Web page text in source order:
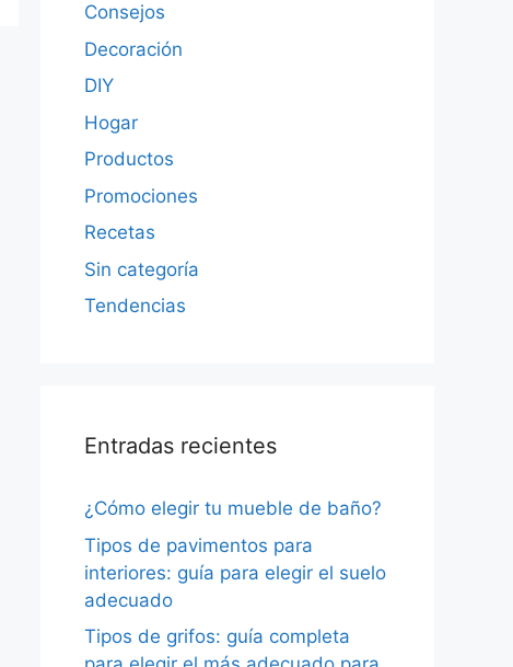
Consejos
Decoración
DIY
Hogar
Productos
Promociones
Recetas
Sin categoría
Tendencias
Entradas recientes
¿Cómo elegir tu mueble de baño?
Tipos de pavimentos para
interiores: guía para elegir el suelo
adecuado
Tipos de grifos: guía completa